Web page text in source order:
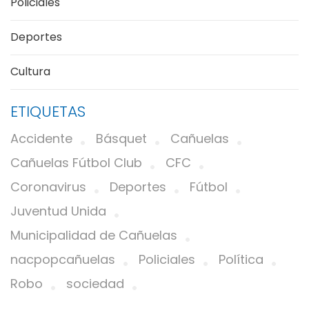
Deportes
Cultura
ETIQUETAS
Accidente Básquet
Cañuelas
Cañuelas Fútbol Club
CFC
Coronavirus
Deportes
Fútbol
Juventud Unida
Municipalidad de Cañuelas
nacpopcañuelas
Policiales
Política
Robo
sociedad